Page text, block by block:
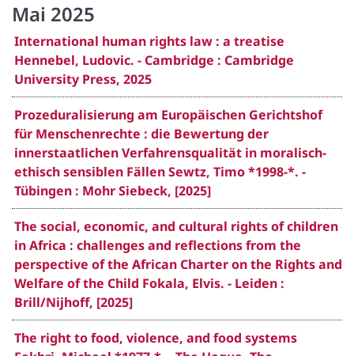
Mai 2025
International human rights law : a treatise
Hennebel, Ludovic. - Cambridge : Cambridge
University Press, 2025
Prozeduralisierung am Europäischen Gerichtshof
für Menschenrechte : die Bewertung der
innerstaatlichen Verfahrensqualität in moralisch-
ethisch sensiblen Fällen Sewtz, Timo *1998-*. -
Tübingen : Mohr Siebeck, [2025]
The social, economic, and cultural rights of children
in Africa : challenges and reflections from the
perspective of the African Charter on the Rights and
Welfare of the Child Fokala, Elvis. - Leiden :
Brill/Nijhoff, [2025]
The right to food, violence, and food systems